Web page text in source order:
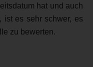
hat und auch
ist es sehr schwer, es
zu bewerten.